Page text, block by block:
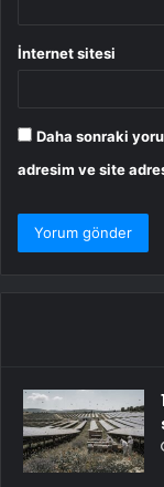
İnternet sitesi
Daha sonraki
adresim ve site